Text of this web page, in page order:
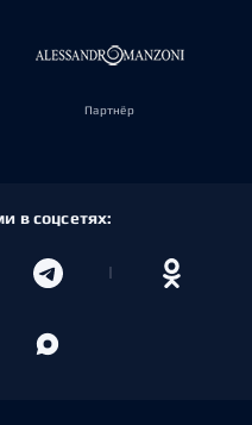
Партнёр
в соцсетях: